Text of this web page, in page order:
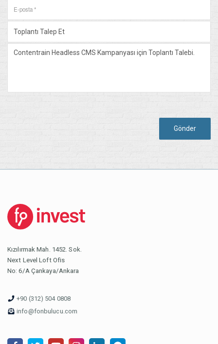
Gönder
Kızılırmak Mah. 1452. Sok.
Next Level Loft Ofis
No: 6/A Çankaya/Ankara
+90 (312) 504 0808
info@fonbulucu.com